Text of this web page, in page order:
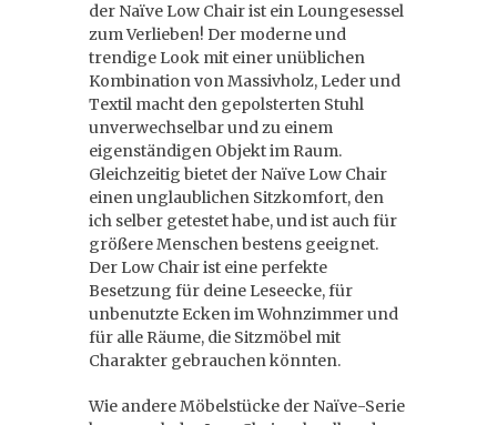
der Naïve Low Chair ist ein Loungesessel
zum Verlieben! Der moderne und
trendige Look mit einer unüblichen
Kombination von Massivholz, Leder und
Textil macht den gepolsterten Stuhl
unverwechselbar und zu einem
eigenständigen Objekt im Raum.
Gleichzeitig bietet der Naïve Low Chair
einen unglaublichen Sitzkomfort, den
ich selber getestet habe, und ist auch für
größere Menschen bestens geeignet.
Der Low Chair ist eine perfekte
Besetzung für deine Leseecke, für
unbenutzte Ecken im Wohnzimmer und
für alle Räume, die Sitzmöbel mit
Charakter gebrauchen könnten.
Wie andere Möbelstücke der Naïve-Serie